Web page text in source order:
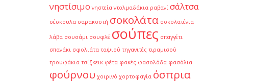
νηστίσιμο νηστεία ντολμαδάκια ραβανί σάλτσα
σέσκουλα σαρακοστή σοκολάτα σοκολατένια
λάβα σουσάμι σουφλέ σούπες σπαγγέτι
σπανάκι σφολιάτα ταψιού τηγανιτές τιραμισού
τρουφάκια τσίζκεικ φέτα φακές φασολάδα φασόλια
φούρνου χοιρινό χορτοφαγία όσπρια